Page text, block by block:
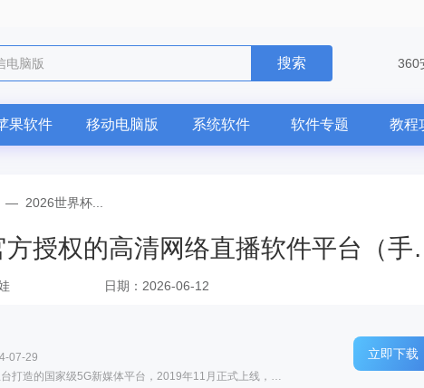
电脑版 搜索 360
果软件 移动电脑版 系统软件 软件专题 教程
— 2026世界杯...
2026世界杯在哪看
日期：2026-06-12
07-29
软件介绍: 央视频官方版是中央广播电视总台打造的国家级5G新媒体平台，2019年11月正式上线，依托5G+4K/8K+A...
立即下载